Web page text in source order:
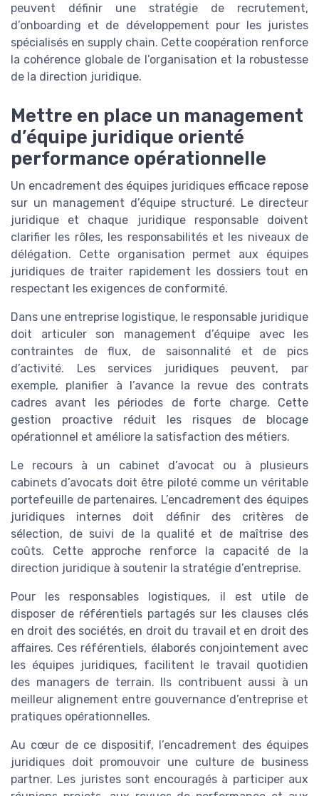
peuvent définir une stratégie de recrutement,
d’onboarding et de développement pour les juristes
spécialisés en supply chain. Cette coopération renforce
la cohérence globale de l’organisation et la robustesse
de la direction juridique.
Mettre en place un management
d’équipe juridique orienté
performance opérationnelle
Un encadrement des équipes juridiques efficace repose
sur un management d’équipe structuré. Le directeur
juridique et chaque juridique responsable doivent
clarifier les rôles, les responsabilités et les niveaux de
délégation. Cette organisation permet aux équipes
juridiques de traiter rapidement les dossiers tout en
respectant les exigences de conformité.
Dans une entreprise logistique, le responsable juridique
doit articuler son management d’équipe avec les
contraintes de flux, de saisonnalité et de pics
d’activité. Les services juridiques peuvent, par
exemple, planifier à l’avance la revue des contrats
cadres avant les périodes de forte charge. Cette
gestion proactive réduit les risques de blocage
opérationnel et améliore la satisfaction des métiers.
Le recours à un cabinet d’avocat ou à plusieurs
cabinets d’avocats doit être piloté comme un véritable
portefeuille de partenaires. L’encadrement des équipes
juridiques internes doit définir des critères de
sélection, de suivi de la qualité et de maîtrise des
coûts. Cette approche renforce la capacité de la
direction juridique à soutenir la stratégie d’entreprise.
Pour les responsables logistiques, il est utile de
disposer de référentiels partagés sur les clauses clés
en droit des sociétés, en droit du travail et en droit des
affaires. Ces référentiels, élaborés conjointement avec
les équipes juridiques, facilitent le travail quotidien
des managers de terrain. Ils contribuent aussi à un
meilleur alignement entre gouvernance d’entreprise et
pratiques opérationnelles.
Au cœur de ce dispositif, l’encadrement des équipes
juridiques doit promouvoir une culture de business
partner. Les juristes sont encouragés à participer aux